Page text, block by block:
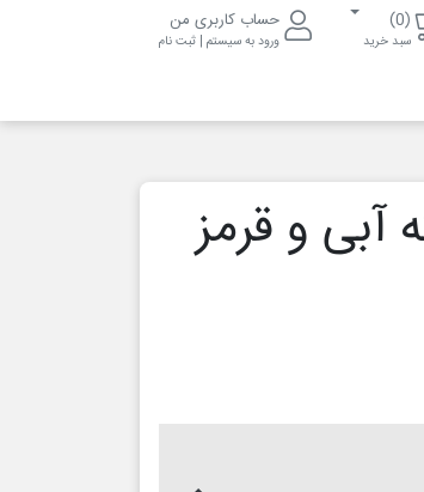
(0)
سبد خرید
حساب کاربری من
ورود به سیستم | ثبت نام
آبی و قرمز